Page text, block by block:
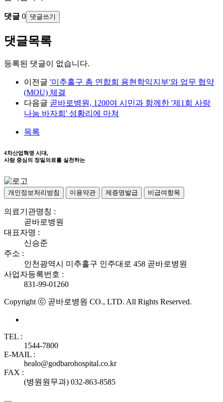
댓글 0 댓글쓰기
댓글목록
등록된 댓글이 없습니다.
이전글 '미추홀구 총 연합회 용현학익지부'와 업무 협약
(MOU) 체결
다음글 곧바로병원, 1200여 시민과 함께한 '제1회 사랑
나눔 바자회' 성황리에 마쳐
목록
4차산업혁명 시대,
사람 중심의 정밀의료를 실천하는
개인정보처리방침 이용약관 제증명발급 비급여항목
의료기관명칭 :
곧바로병원
대표자명 :
신승준
주소 :
인천광역시 미추홀구 인주대로 458 곧바로병원
사업자등록번호 :
831-99-01260
Copyright ⓒ 곧바로병원 CO., LTD. All Rights Reserved.
TEL :
1544-7800
E-MAIL :
healo@godbarohospital.co.kr
FAX :
(병원원무과) 032-863-8585